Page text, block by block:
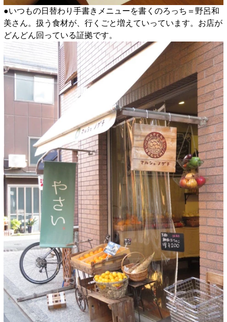
●いつもの日替わり手書きメニューを書くのろっち＝野呂和
美さん。扱う食材が、行くごと増えていっています。お店が
どんどん回っている証拠です。